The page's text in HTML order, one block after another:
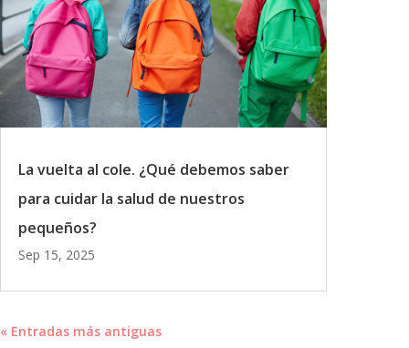
La vuelta al cole. ¿Qué debemos saber
para cuidar la salud de nuestros
pequeños?
Sep 15, 2025
« Entradas más antiguas